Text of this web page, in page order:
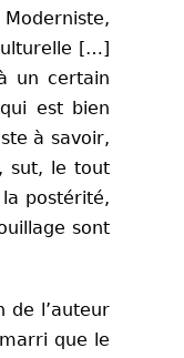
[…]
un certain
est bien
à savoir,
sut, le tout
postérité,
sont
de l’auteur
que le